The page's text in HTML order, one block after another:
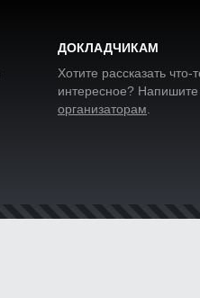
ДОКЛАДЧИКАМ
Хотите рассказать что-
интересное?
организаторам